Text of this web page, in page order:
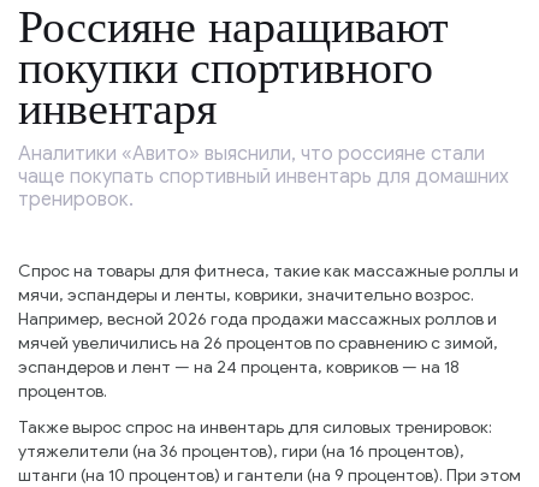
Россияне наращивают
покупки спортивного
инвентаря
Аналитики «Авито» выяснили, что россияне стали
чаще покупать спортивный инвентарь для домашних
тренировок.
Спрос на товары для фитнеса, такие как массажные роллы и
мячи, эспандеры и ленты, коврики, значительно возрос.
Например, весной 2026 года продажи массажных роллов и
мячей увеличились на 26 процентов по сравнению с зимой,
эспандеров и лент — на 24 процента, ковриков — на 18
процентов.
Также вырос спрос на инвентарь для силовых тренировок:
утяжелители (на 36 процентов), гири (на 16 процентов),
штанги (на 10 процентов) и гантели (на 9 процентов). При этом